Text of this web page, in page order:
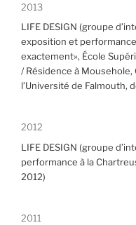
2013
LIFE DESIGN (groupe
exposition et
exactement», École
/ Résidence à
l’Université de Falmouth,
2012
LIFE DESIGN (groupe
performance à la
2012)
2011